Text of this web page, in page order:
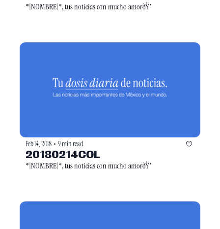
*|NOMBRE|*, tus noticias con mucho amorðŸ’
Feb 14, 2018 • 9 min read
20180214COL
*|NOMBRE|*, tus noticias con mucho amorðŸ’